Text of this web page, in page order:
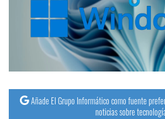
Operadores
Trucos
y
Tutoriales
Añade El Grupo Informático como fuente
noticias sobre